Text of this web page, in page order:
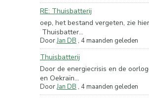
RE: Thuisbatterij
oep, het bestand vergeten, zie hier
Thuisbatter...
DoorJan DB , 4 maanden geleden
Thuisbatterij
Door de energiecrisis en de
en Oekraïn...
DoorJan DB , 4 maanden geleden